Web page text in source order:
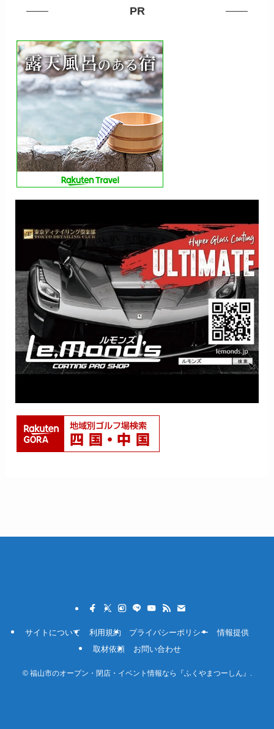
PR
サイトについて 利用規約 プライバシーポリシー
情報提供
取材依頼
お問い合わせ
©福山市のオープン・閉店・イベント情報なら『ふくやまつーしん』.